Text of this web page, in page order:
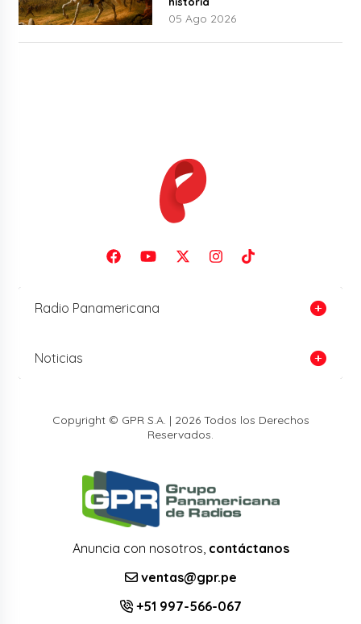
05 Ago 2026
Radio Panamericana
Noticias
Copyright © GPR S.A. | 2026 Todos los Derechos
Reservados.
Anuncia con nosotros, contáctanos
ventas@gpr.pe
+51 997-566-067